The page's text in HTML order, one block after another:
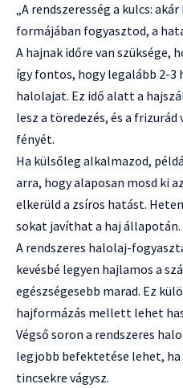
„A rendszeresség a kulcs:
formájában fogyasztod, a
A hajnak időre van szüksége,
így fontos, hogy legalább 2-
halolajat. Ez idő alatt a
lesz a töredezés, és a
fényét.
Ha külsőleg alkalmazod,
arra, hogy alaposan mosd ki
elkerüld a zsíros hatást.
sokat javíthat a haj állapotán.
A rendszeres halolaj-
kevésbé legyen hajlamos a
egészségesebb marad. Ez
hajformázás mellett lehet
Végső soron a rendszeres
legjobb befektetése lehet, ha
tincsekre vágysz.